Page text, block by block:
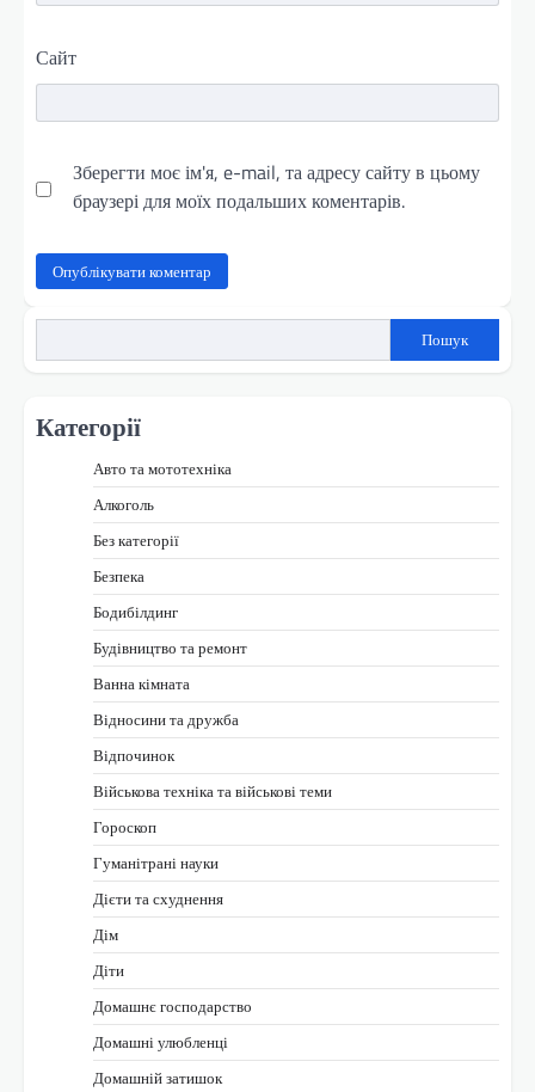
Сайт
Зберегти моє ім'я, e-mail, та адресу сайту в цьому
браузері для моїх подальших коментарів.
Пошук
Категорії
Авто та мототехніка
Алкоголь
Без категорії
Безпека
Бодибілдинг
Будівництво та ремонт
Ванна кімната
Відносини та дружба
Відпочинок
Військова техніка та військові теми
Гороскоп
Гуманітрані науки
Дієти та схуднення
Дім
Діти
Домашнє господарство
Домашні улюбленці
Домашній затишок